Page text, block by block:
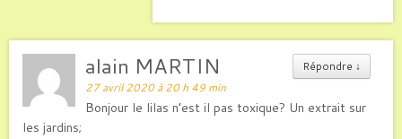
Répondre ↓
alain MARTIN
27 avril 2020 à 20 h 49 min
Bonjour le lilas n’est il pas toxique? Un extrait sur
les jardins;